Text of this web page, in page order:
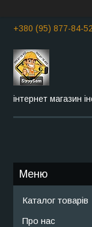
+380 (95) 877-84-52
інтернет магазин
Каталог товарів
Про нас